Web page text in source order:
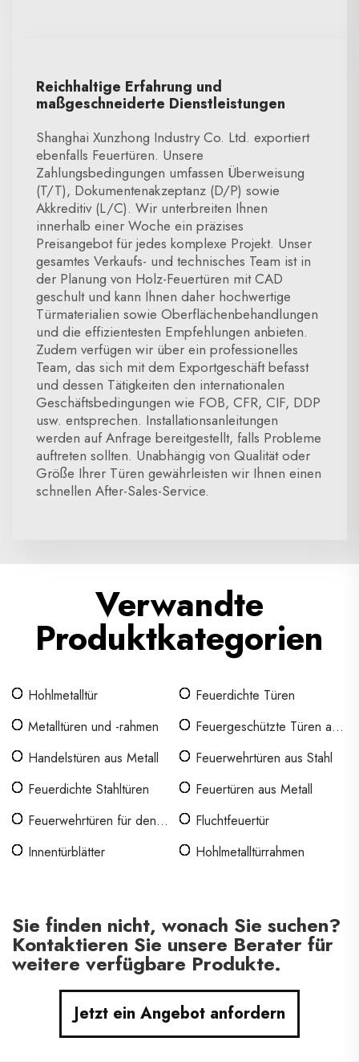
Reichhaltige Erfahrung und
maßgeschneiderte Dienstleistungen
Shanghai Xunzhong Industry Co. Ltd. exportiert
ebenfalls Feuertüren. Unsere
Zahlungsbedingungen umfassen Überweisung
(T/T), Dokumentenakzeptanz (D/P) sowie
Akkreditiv (L/C). Wir unterbreiten Ihnen
innerhalb einer Woche ein präzises
Preisangebot für jedes komplexe Projekt. Unser
gesamtes Verkaufs- und technisches Team ist in
der Planung von Holz-Feuertüren mit CAD
geschult und kann Ihnen daher hochwertige
Türmaterialien sowie Oberflächenbehandlungen
und die effizientesten Empfehlungen anbieten.
Zudem verfügen wir über ein professionelles
Team, das sich mit dem Exportgeschäft befasst
und dessen Tätigkeiten den internationalen
Geschäftsbedingungen wie FOB, CFR, CIF, DDP
usw. entsprechen. Installationsanleitungen
werden auf Anfrage bereitgestellt, falls Probleme
auftreten sollten. Unabhängig von Qualität oder
Größe Ihrer Türen gewährleisten wir Ihnen einen
schnellen After-Sales-Service.
Verwandte
Produktkategorien
Hohlmetalltür
Feuerdichte Türen
Metalltüren und -rahmen
Feuergeschützte Türen aus
Handelstüren aus Metall
Feuerwehrtüren aus Stahl
Feuerdichte Stahltüren
Feuertüren aus Metall
Feuerwehrtüren für den
Fluchtfeuertür
Innentürblätter
Hohlmetalltürrahmen
Sie finden nicht, wonach Sie suchen?
Kontaktieren Sie unsere Berater für
weitere verfügbare Produkte.
Jetzt ein Angebot anfordern